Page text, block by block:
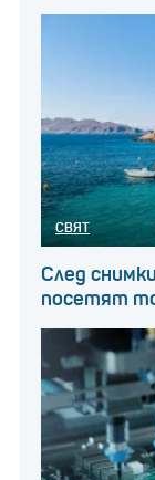
СВЯТ
След
посетят